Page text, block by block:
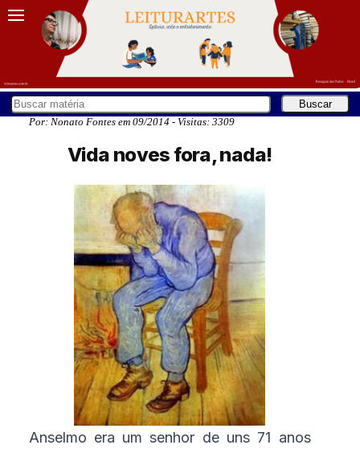
Por: Nonato Fontes em 09/2014 - Visitas: 3309
Vida noves fora, nada!
Anselmo era um senhor de uns 71 anos